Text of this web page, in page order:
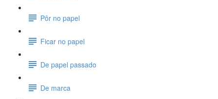
Pôr no papel
Ficar no papel
De papel passado
De marca